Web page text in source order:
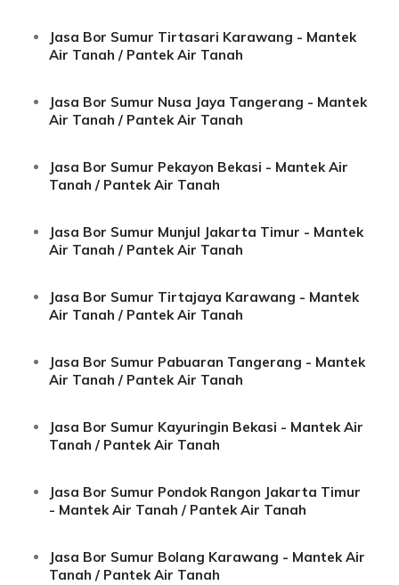
Jasa Bor Sumur Tirtasari Karawang - Mantek
Air Tanah / Pantek Air Tanah
Jasa Bor Sumur Nusa Jaya Tangerang - Mantek
Air Tanah / Pantek Air Tanah
Jasa Bor Sumur Pekayon Bekasi - Mantek Air
Tanah / Pantek Air Tanah
Jasa Bor Sumur Munjul Jakarta Timur - Mantek
Air Tanah / Pantek Air Tanah
Jasa Bor Sumur Tirtajaya Karawang - Mantek
Air Tanah / Pantek Air Tanah
Jasa Bor Sumur Pabuaran Tangerang - Mantek
Air Tanah / Pantek Air Tanah
Jasa Bor Sumur Kayuringin Bekasi - Mantek Air
Tanah / Pantek Air Tanah
Jasa Bor Sumur Pondok Rangon Jakarta Timur
- Mantek Air Tanah / Pantek Air Tanah
Jasa Bor Sumur Bolang Karawang - Mantek Air
Tanah / Pantek Air Tanah